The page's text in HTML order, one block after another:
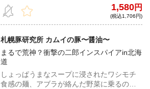
れ麺は、1日寝かせたゴワゴワ系の麺と当日
作った小麦の香りの強い麺をブレンド。野
菜の甘みや豚の旨味が驚くほど凝縮された
る！
1,580円
(税込1,706円)
札幌豚研究所 カムイの豚〜醤油〜
まるで荒神？衝撃の二郎インスパイアin北海
道
しょっぱうまなスープに浸されたワシモチ
食感の麺、アブラが絡んだ野菜に乗るのは